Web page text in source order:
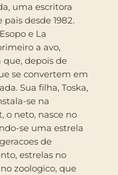
uma escritora
desde 1982.
e La
a avo,
se convertem em
Sua filha, Toska,
se na
o neto, nasce no
se uma estrela
de
estrelas no
zoologico, que